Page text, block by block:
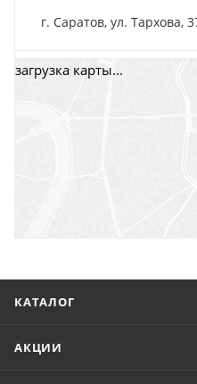
г. Саратов, ул. Тархова,
г. Саратов, пр-т. 50 лет
загрузка карты...
КАТАЛОГ
АКЦИИ